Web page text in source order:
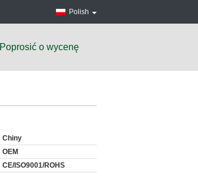
Polish
Poprosić o wycenę
Chiny
OEM
CE/ISO9001/ROHS